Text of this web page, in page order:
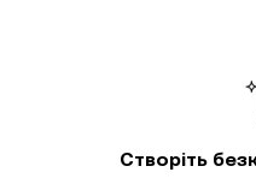
Створіть